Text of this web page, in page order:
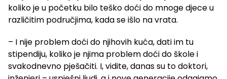
koliko je u početku bilo teško doći do mnoge djece u
različitim područjima, kada se išlo na vrata.
– I nije problem doći do njihovih kuća, dati im tu
stipendiju, koliko je njima problem doći do škole i
svakodnevno pješačiti. I, vidite, danas su to doktori,